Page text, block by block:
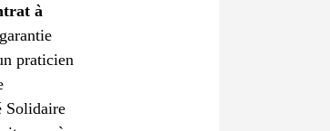
à
praticien
Solidaire